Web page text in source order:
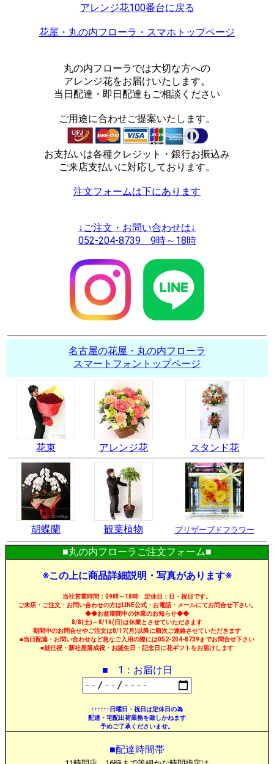
アレンジ花100番台に戻る
花屋・丸の内フローラ・スマホトップページ
丸の内フローラでは大切な方への
アレンジ花をお届けいたします。
当日配達・即日配達もご相談ください
ご用途に合わせご提案いたします。
お支払いは各種クレジット・銀行お振込み
ご来店支払いに対応しております。
注文フォームは下にあります
↓ご注文・お問い合わせは↓
052-204-8739 9時～18時
名古屋の花屋・丸の内フローラ
スマートフォントップページ
花束 アレンジ花 スタンド花
胡蝶蘭 観葉植物 プリザーブドフラワー
■丸の内フローラご注文フォーム■
※この上に商品詳細説明・写真があります※
当社営業時間：09時～18時 定休日：日・祝日です。
ご来店・ご注文・お問い合わせの方はLINE公式・お電話・メールにてお問合せ下さい。
◆◆お盆期間中の休業のお知らせ◆◆
8/8(土)～8/16(日)は休業とさせていただきます
期間中のお問合せやご注文は8/17(月)以降に順次ご連絡させていただきます
■当日配達・お問い合わせなど急なご入用の際には052-204-8739までお問合せ下さい
■就任祝・新社屋落成祝・お誕生日・記念日に花ギフトをお届けします
■ 1：お届け日
↑↑↑↑↑↑日曜日・祝日は定休日の為
配達・宅配出荷業務を致しかねます
予めご了承くださいませ。
■配達時間帯